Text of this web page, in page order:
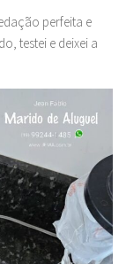
perfeita e
testei e deixei a